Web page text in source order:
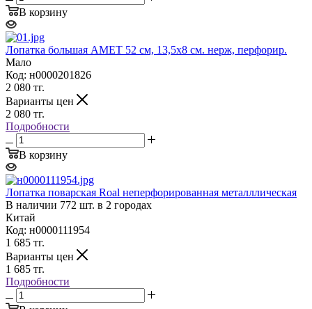
В корзину
Лопатка большая АМЕТ 52 см, 13,5х8 см. нерж, перфорир.
Мало
Код: н0000201826
2 080 тг.
Варианты цен
2 080 тг.
Подробности
В корзину
Лопатка поварская Roal неперфорированная металллическая
В наличии 772 шт. в 2 городах
Китай
Код: н0000111954
1 685 тг.
Варианты цен
1 685 тг.
Подробности